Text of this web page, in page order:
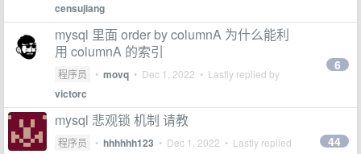
censujiang
mysql 里面 order by columnA 为什么能利
用 columnA 的索引
程序员 • movq • Dec 1, 2022 • Lastly replied by
victorc
6
mysql 悲观锁 机制 请教
程序员 • hhhhhh123 • Dec 1, 2022 • Lastly replied
44